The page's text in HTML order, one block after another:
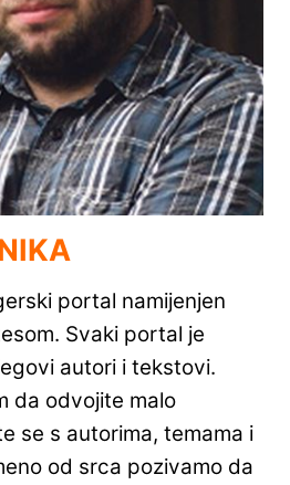
portal namijenjen
Svaki portal je
autori i tekstovi.
da odvojite malo
se s autorima, temama i
od srca pozivamo da